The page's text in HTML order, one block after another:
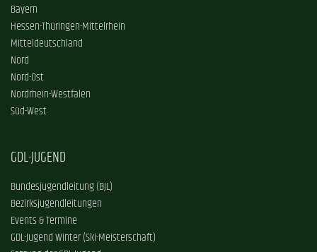
Bayern
Hessen-Thüringen-Mittelrhein
Mitteldeutschland
Nord
Nord-Ost
Nordrhein-Westfalen
Süd-West
GDL-JUGEND
Bundesjugendleitung (BJL)
Bezirksjugendleitungen
Events & Termine
GDL-Jugend Winter (Ski-Meisterschaft)